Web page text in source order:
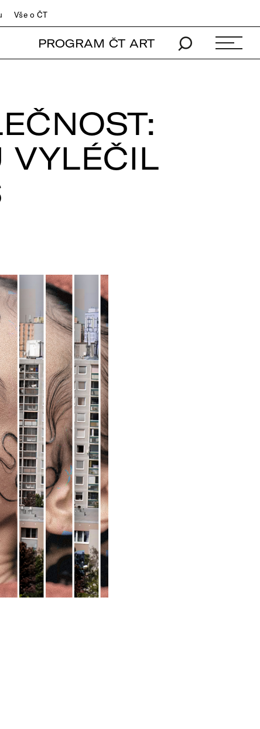
Vše o ČT
PROGRAM ČT ART
VYLÉČIL